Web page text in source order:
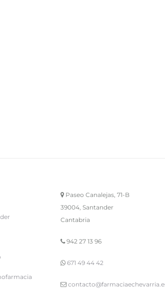
Paseo Canalejas, 71-B
39004, Santander
Cantabria
942 27 13 96
671 49 44 42